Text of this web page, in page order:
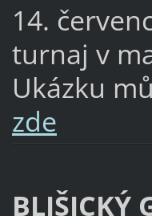
14.
turnaj v
Ukázku
zde
BLIŠICKÝ